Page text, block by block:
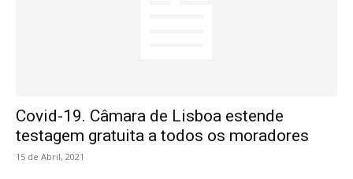
Covid-19. Câmara de Lisboa estende
testagem gratuita a todos os moradores
15 de Abril, 2021